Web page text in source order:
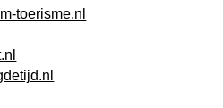
toerisme.nl